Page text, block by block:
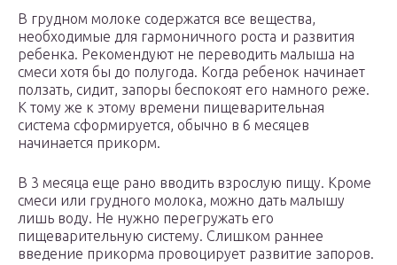
В грудном молоке содержатся все вещества,
необходимые для гармоничного роста и развития
ребенка. Рекомендуют не переводить малыша на
смеси хотя бы до полугода. Когда ребенок начинает
ползать, сидит, запоры беспокоят его намного реже.
К тому же к этому времени пищеварительная
система сформируется, обычно в 6 месяцев
начинается прикорм.
В 3 месяца еще рано вводить взрослую пищу. Кроме
смеси или грудного молока, можно дать малышу
лишь воду. Не нужно перегружать его
пищеварительную систему. Слишком раннее
введение прикорма провоцирует развитие запоров.